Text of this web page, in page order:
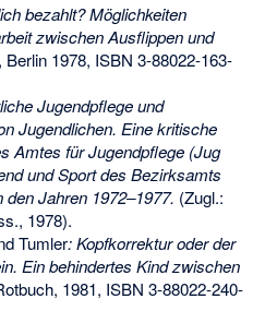
bezahlt? Möglichkeiten
zwischen Ausflippen und
Berlin 1978, ISBN 3-88022-163-
Jugendpflege und
Jugendlichen. Eine kritische
Amtes für Jugendpflege (Jug
und Sport des Bezirksamts
Jahren 1972–1977. (Zugl.:
1978).
Tumler: Kopfkorrektur oder der
Ein behindertes Kind zwischen
1981, ISBN 3-88022-240-